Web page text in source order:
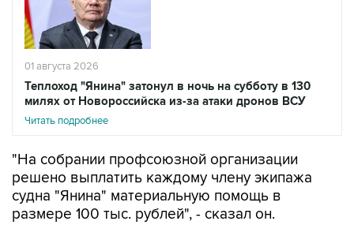
01 августа 2026
Теплоход "Янина" затонул в ночь на субботу в 130
милях от Новороссийска из-за атаки дронов ВСУ
Читать подробнее
"На собрании профсоюзной организации
решено выплатить каждому члену экипажа
судна "Янина" материальную помощь в
размере 100 тыс. рублей", - сказал он.